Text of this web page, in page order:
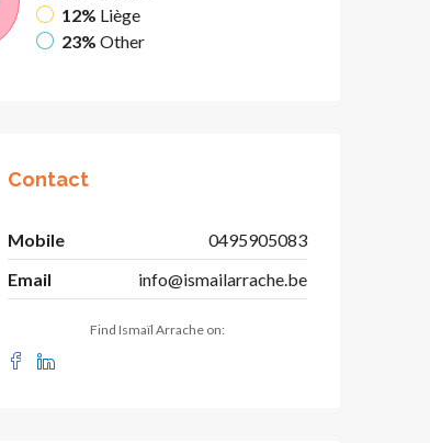
12% Liège
23% Other
Contact
Mobile
0495905083
Email
info@ismailarrache.be
Find Ismaïl Arrache on: